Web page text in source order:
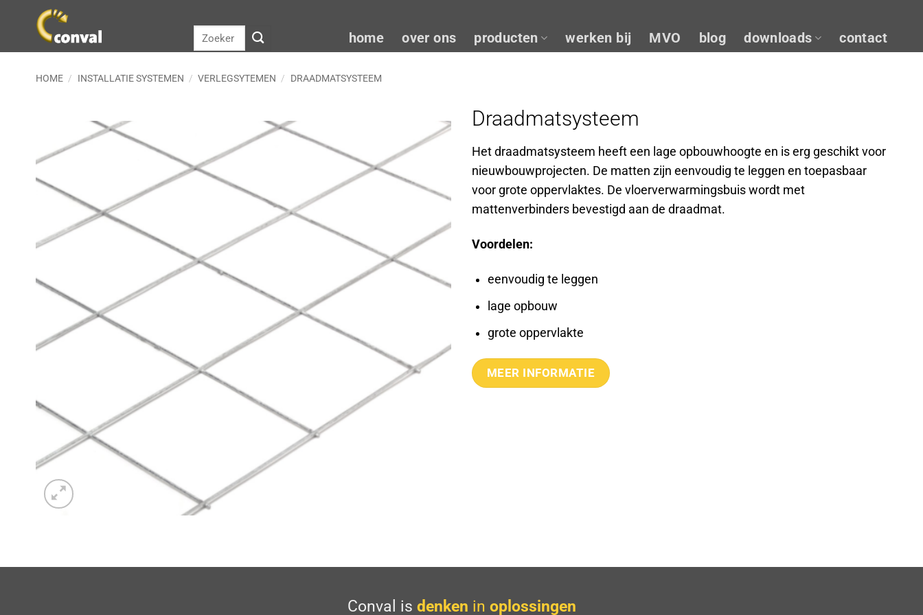
Zoeken
home over ons producten werken bij MVO blog downloads contact
HOME / INSTALLATIE SYSTEMEN / VERLEGSYTEMEN / DRAADMATSYSTEEM
Draadmatsysteem
Het draadmatsysteem heeft een lage opbouwhoogte en is erg geschikt voor
nieuwbouwprojecten. De matten zijn eenvoudig te leggen en toepasbaar
voor grote oppervlaktes. De vloerverwarmingsbuis wordt met
mattenverbinders bevestigd aan de draadmat.
Voordelen:
eenvoudig te leggen
lage opbouw
grote oppervlakte
MEER INFORMATIE
Conval is denken in oplossingen